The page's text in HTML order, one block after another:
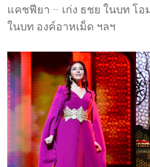
แคชฟียา – เก่ง ธชย ในบท โ
ในบท องค์อาหเม็ด ฯลฯ